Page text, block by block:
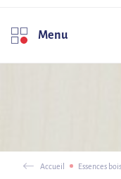
Menu
Accueil Essences bois